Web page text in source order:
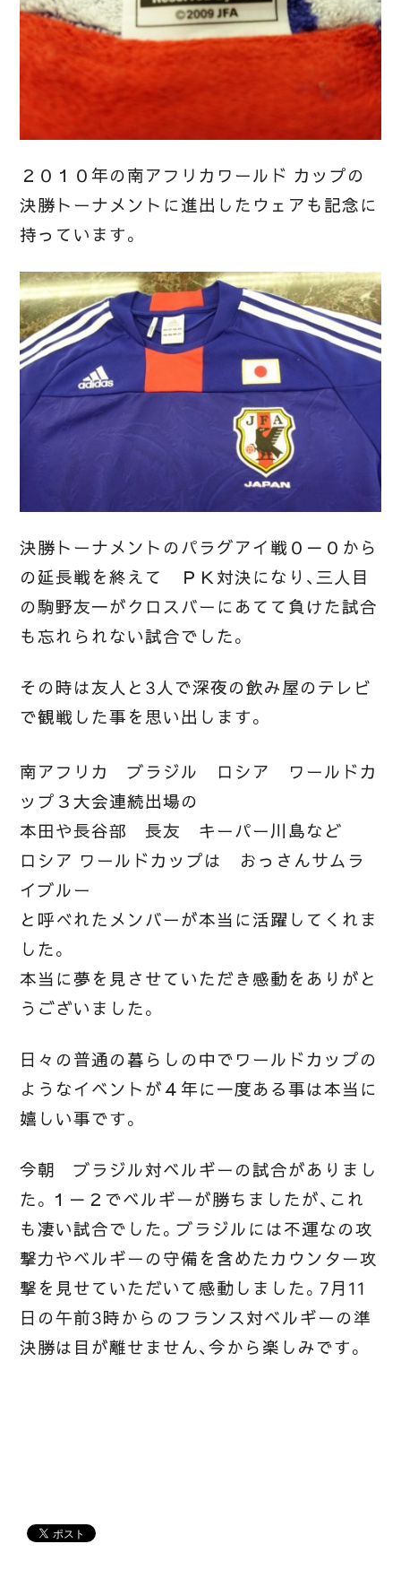
２０１０年の南アフリカワールド カップの
決勝トーナメントに進出したウェアも記念に
持っています。
決勝トーナメントのパラグアイ戦０－０から
の延長戦を終えて ＰＫ対決になり、三人目
の駒野友一がクロスバーにあてて負けた試合
も忘れられない試合でした。
その時は友人と3人で深夜の飲み屋のテレビ
で観戦した事を思い出します。
南アフリカ ブラジル ロシア ワールドカ
ップ３大会連続出場の
本田や長谷部 長友 キーパー川島など
ロシア ワールドカップは おっさんサムラ
イブルー
と呼べれたメンバーが本当に活躍してくれま
した。
本当に夢を見させていただき感動をありがと
うございました。
日々の普通の暮らしの中でワールドカップの
ようなイベントが４年に一度ある事は本当に
嬉しい事です。
今朝 ブラジル対ベルギーの試合がありまし
た。１－２でベルギーが勝ちましたが、これ
も凄い試合でした。ブラジルには不運なの攻
撃力やベルギーの守備を含めたカウンター攻
撃を見せていただいて感動しました。7月11
日の午前3時からのフランス対ベルギーの準
決勝は目が離せません、今から楽しみです。